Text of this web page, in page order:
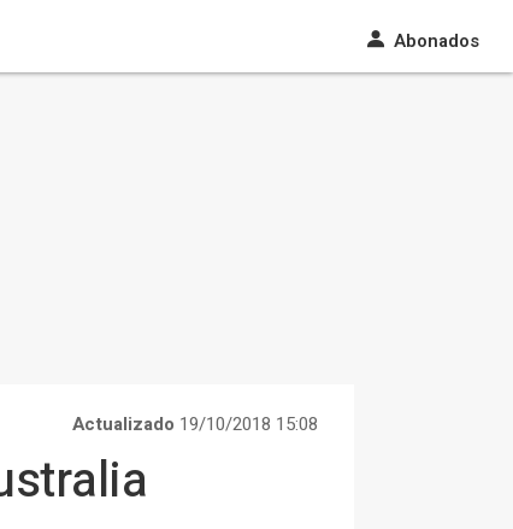
Abonados
Actualizado 19/10/2018 15:08